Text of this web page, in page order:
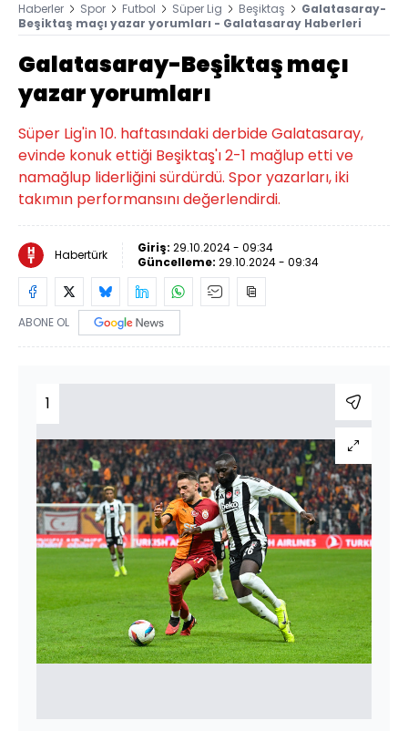
Haberler Spor Futbol Süper Lig Beşiktaş
Galatasaray-
Beşiktaş maçı yazar yorumları - Galatasaray Haberleri
Galatasaray-Beşiktaş maçı
yazar yorumları
Süper Lig'in 10. haftasındaki derbide Galatasaray,
evinde konuk ettiği Beşiktaş'ı 2-1 mağlup etti ve
namağlup liderliğini sürdürdü. Spor yazarları, iki
takımın performansını değerlendirdi.
Habertürk Giriş: 29.10.2024 - 09:34
Güncelleme: 29.10.2024 - 09:34
ABONE OL
1